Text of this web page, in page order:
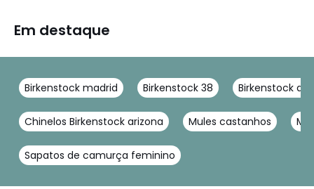
Em destaque
Birkenstock madrid Birkenstock 38 Birkenstock
Chinelos Birkenstock arizona Mules castanhos
Sapatos de camurça feminino